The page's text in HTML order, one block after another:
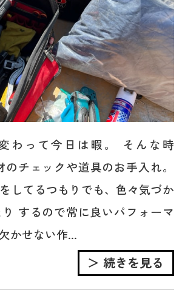
わって今日は暇。 そんな時
チェックや道具のお手入れ。
してるつもりでも、色々気づか
するので常に良いパフォーマ
かせない作...
＞ 続きを見る